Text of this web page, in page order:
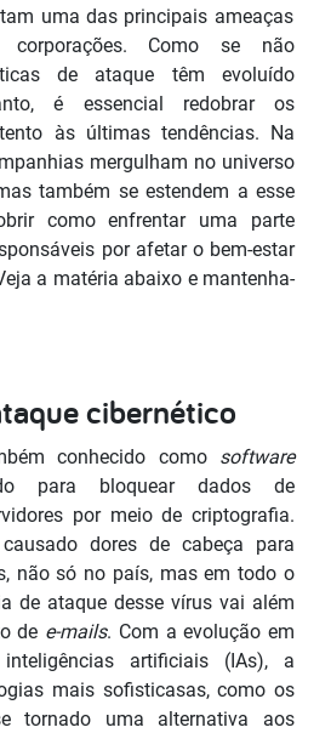
uma das principais ameaças
corporações. Como se não
de ataque têm evoluído
é essencial redobrar os
às últimas tendências. Na
mergulham no universo
também se estendem a esse
como enfrentar uma parte
por afetar o bem-estar
a matéria abaixo e mantenha-
cibernético
conhecido como software
para bloquear dados de
por meio de criptografia.
dores de cabeça para
não só no país, mas em todo o
de ataque desse vírus vai além
de e-mails. Com a evolução em
artificiais (IAs), a
mais sofisticasas, como os
tornado uma alternativa aos